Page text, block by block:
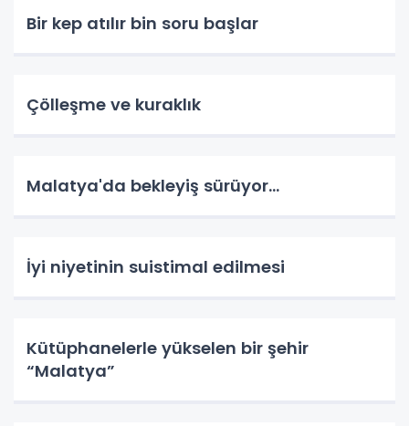
Bir kep atılır bin soru başlar
Çölleşme ve kuraklık
Malatya'da bekleyiş sürüyor…
İyi niyetinin suistimal edilmesi
Kütüphanelerle yükselen bir şehir
“Malatya”